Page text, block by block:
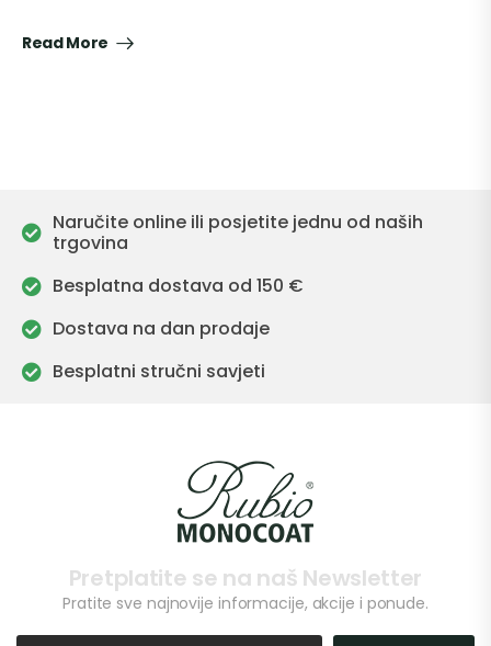
Read More
Naručite online ili posjetite jednu od naših
trgovina
Besplatna dostava od 150 €
Dostava na dan prodaje
Besplatni stručni savjeti
Pretplatite se na naš Newsletter
Pratite sve najnovije informacije, akcije i ponude.